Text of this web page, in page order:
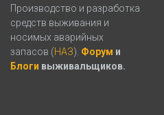
Производство и разработка
средств выживания и
носимых аварийных
запасов (НАЗ). Форум и
Блоги выживальщиков.